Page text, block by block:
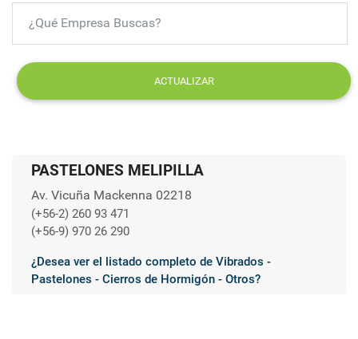
ACTUALIZAR
PASTELONES MELIPILLA
Av. Vicuña Mackenna 02218
(+56-2) 260 93 471
(+56-9) 970 26 290
¿Desea ver el listado completo de Vibrados -
Pastelones - Cierros de Hormigón - Otros?